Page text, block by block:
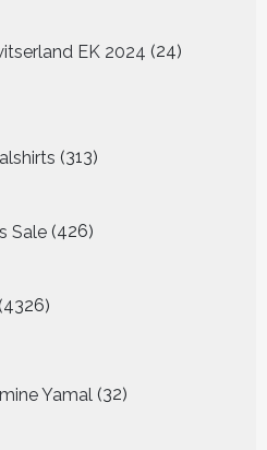
EK 2024 24
producten
313
producten
Sale 426
426
producten
4326
producten
Yamal 32
producten